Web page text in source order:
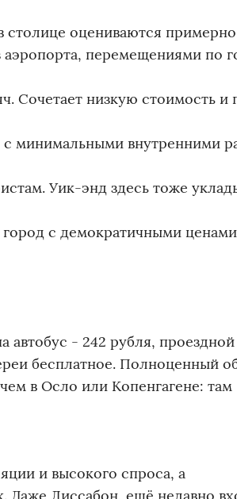
столице оцениваются
перемещениями по
Сочетает низкую стоимость и
с минимальными внутренними
Уик-энд здесь тоже
с демократичными
автобус - 242 рубля,
бесплатное. Полноценный
в Осло или Копенгагене: там
и высокого спроса, а